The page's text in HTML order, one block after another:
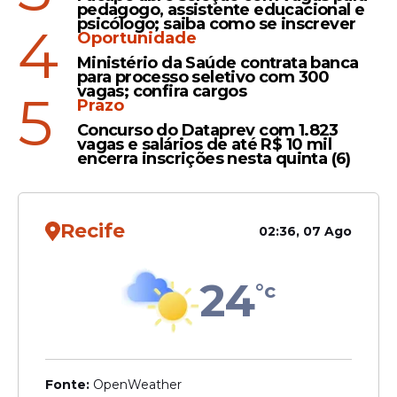
de honra", afirmou.
O senador Rodrigo Pacheco (PSD-MG)
esteve ao lado do presidente, junto de
vários outros parlamentares e autoridades
locais. Lula tem tentado convencer o ex-
presidente do Senado a ser candidato ao
governo de Minas.
rasgou elogios ao presidente. Disse que ele
"maior político e democrata da nossa
acompanhar hoje essa figura humana e
extraordinária e esse político que
pedagogo, assistente educacional e
psicólogo; saiba como se inscrever
4
Oportunidade
Ministério da Saúde contrata banca
para processo seletivo com 300
vagas; confira cargos
5
Prazo
Concurso do Dataprev com 1.823
vagas e salários de até R$ 10 mil
encerra inscrições nesta quinta (6)
Recife 02:36, 07 Ago
24°c
Fonte: OpenWeather